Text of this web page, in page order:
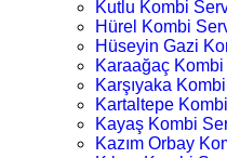
Kutlu Kombi
Hürel Kombi
Hüseyin Gazi
Karaağaç
Karşıyaka
Kartaltepe
Kayaş Kombi
Kazım Orbay